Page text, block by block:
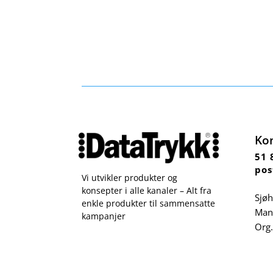
Vi utvikler produkter og
konsepter i alle kanaler – Alt fra
enkle produkter til sammensatte
kampanjer
51